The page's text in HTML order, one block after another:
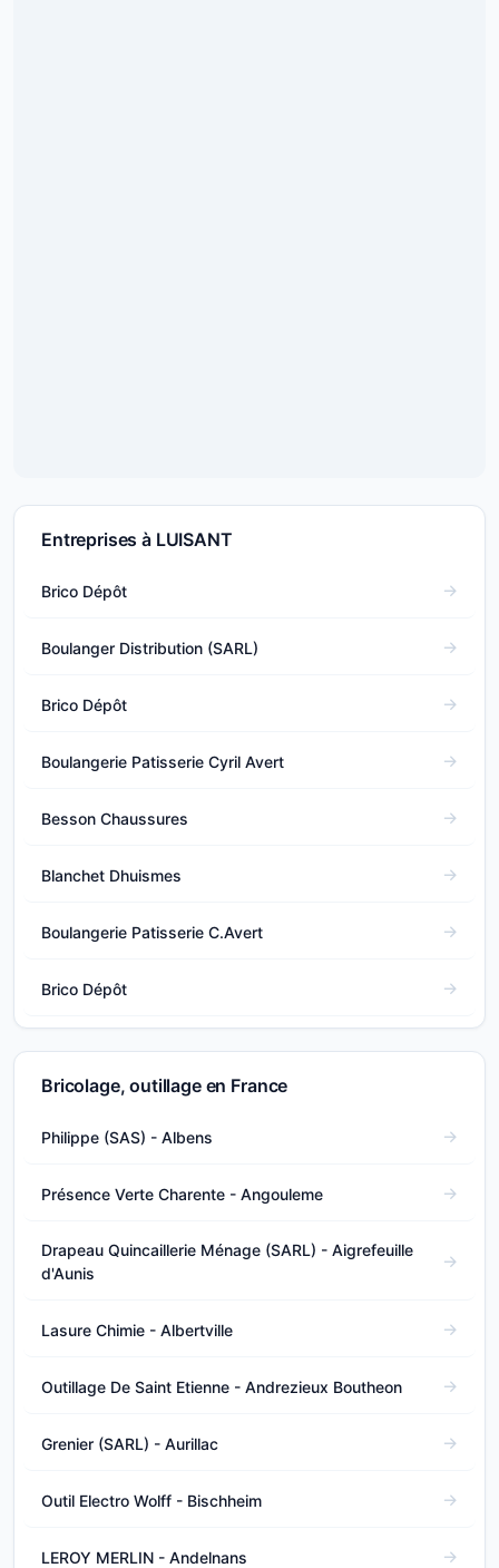
Entreprises à LUISANT
Brico Dépôt
Boulanger Distribution (SARL)
Brico Dépôt
Boulangerie Patisserie Cyril Avert
Besson Chaussures
Blanchet Dhuismes
Boulangerie Patisserie C.Avert
Brico Dépôt
Bricolage, outillage en France
Philippe (SAS) - Albens
Présence Verte Charente - Angouleme
Drapeau Quincaillerie Ménage (SARL) - Aigrefeuille
d'Aunis
Lasure Chimie - Albertville
Outillage De Saint Etienne - Andrezieux Boutheon
Grenier (SARL) - Aurillac
Outil Electro Wolff - Bischheim
LEROY MERLIN - Andelnans